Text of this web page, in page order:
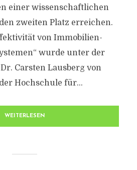
einer wissenschaftlichen
zweiten Platz erreichen.
von Immobilien-
wurde unter der
Carsten Lausberg von
Hochschule für...
WEITERLESEN